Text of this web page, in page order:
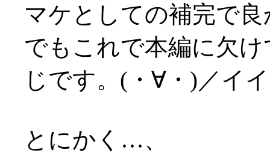
マケとしての補完で
でもこれで本編に欠
じです。(・∀・)／イ
とにかく…、